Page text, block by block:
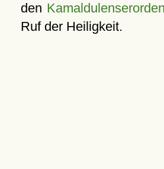
den Kamaldulenserorden
Ruf der Heiligkeit.